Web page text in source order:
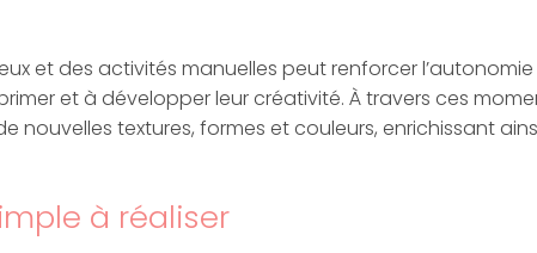
et des activités manuelles peut renforcer l’autonomie
et à développer leur créativité. À travers ces
nouvelles textures, formes et couleurs, enrichissant
à réaliser